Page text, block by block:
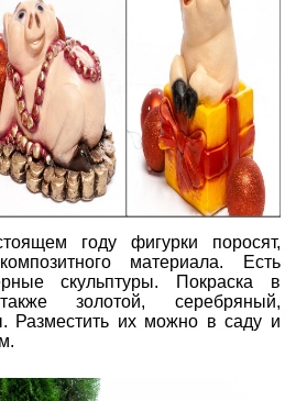
году фигурки поросят,
материала. Есть
скульптуры. Покраска в
золотой, серебряный,
Разместить их можно в саду и